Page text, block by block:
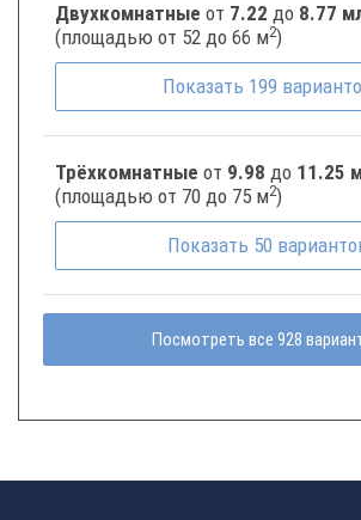
Двухкомнатные от 7.22 до 8.77
(площадью от 52 до 66 м2)
Показать 199
Трёхкомнатные от 9.98 до 11.25
(площадью от 70 до 75 м2)
Показать 50
Посмотреть все 928